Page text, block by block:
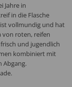
Jahre in
in die Flasche
vollmundig und hat
von roten, reifen
und jugendlich
kombiniert mit
Abgang.